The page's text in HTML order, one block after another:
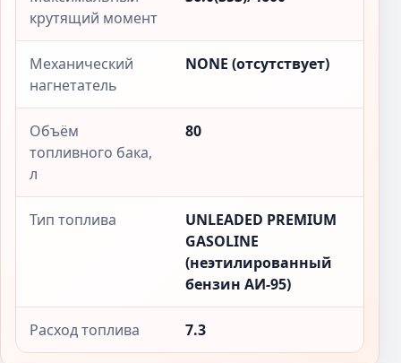
крутящий момент
Механический
нагнетатель
NONE (отсутствует)
Объём
топливного бака,
л
80
Тип топлива
UNLEADED PREMIUM
GASOLINE
(неэтилированный
бензин АИ-95)
Расход топлива 7.3